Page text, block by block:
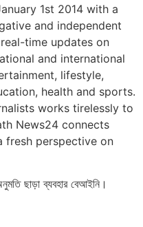
1st 2014 with a
and independent
time updates on
and international
lifestyle,
health and sports.
works tirelessly to
News24 connects
fresh perspective on
ছাড়া ব্যবহার বেআইনি।